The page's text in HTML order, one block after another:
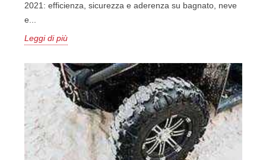
2021: efficienza, sicurezza e aderenza su bagnato, neve
e...
Leggi di più